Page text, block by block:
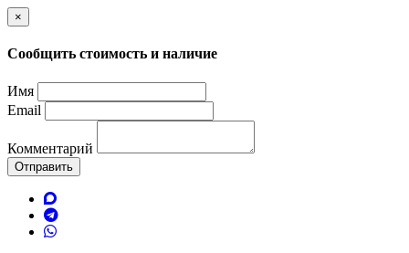
×
Сообщить стоимость и наличие
Имя
Email
Комментарий
Отправить